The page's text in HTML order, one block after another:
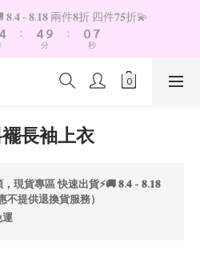
𝟖.𝟒 - 𝟖.𝟏𝟖 兩件𝟖折 四件𝟕𝟓折💫
4
:
5
4
3
9
8
3
0
分
:
1
0
8
7
6
4
1
秒
長袖上衣
現貨專區 快速出貨⚡️🚚 𝟖.𝟒 - 𝟖.𝟏𝟖
提供退換貨服務）
運